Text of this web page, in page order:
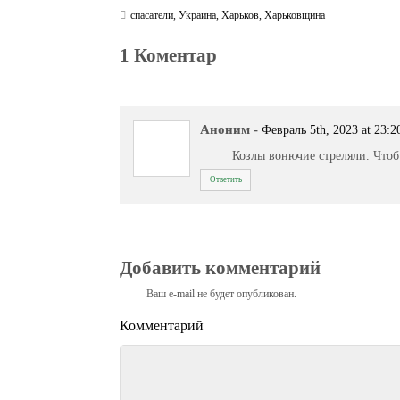
спасатели,Украина,Харьков,Харьковщина
1 Коментар
Аноним - Февраль 5th, 2023 at
Козлы вонючие стреляли.
Ответить
Добавить комментарий
Ваш e-mail не будет опубликован.
Комментарий